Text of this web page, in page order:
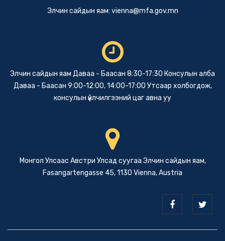
Элчин сайдын яам: vienna@mfa.gov.mn
Элчин сайдын яам Даваа - Баасан 8:30-17:30 Консулын алба
Даваа - Баасан 9:00-12:00, 14:00-17:00 Утсаар холбогдож,
консулын үйлчилгээний цаг авна уу
Монгол Улсаас Австри Улсад суугаа Элчин сайдын яам,
Fasangartengasse 45, 1130 Vienna, Austria